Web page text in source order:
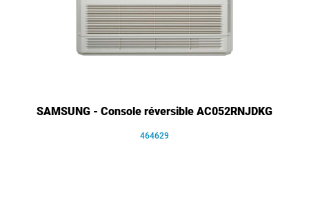
SAMSUNG - Console réversible AC052RNJDKG
464629